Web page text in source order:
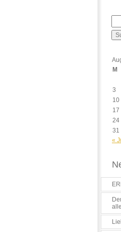
M
3
10
17
24
31
«